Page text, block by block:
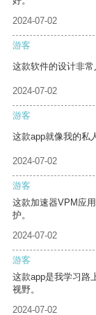
2024-07-02
游客
这款软件的设计非常
2024-07-02
游客
这款app就像我的私
2024-07-02
游客
这款加速器VPM应
护。
2024-07-02
游客
这款app是我学习路
视野。
2024-07-02